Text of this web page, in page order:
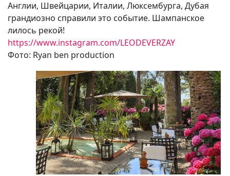
Англии, Швейцарии, Италии, Люксембурга, Дубая
грандиозно справили это событие. Шампанское
лилось рекой!
https://www.instagram.com/LEODEVERZAY
Фото: Ryan ben production